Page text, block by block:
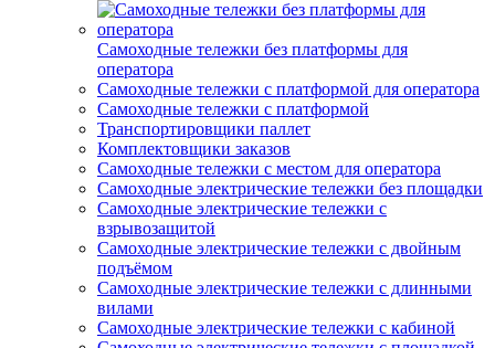
Самоходные тележки без платформы для
оператора
Самоходные тележки с платформой для оператора
Самоходные тележки с платформой
Транспортировщики паллет
Комплектовщики заказов
Самоходные тележки с местом для оператора
Самоходные электрические тележки без площадки
Самоходные электрические тележки с
взрывозащитой
Самоходные электрические тележки с двойным
подъёмом
Самоходные электрические тележки с длинными
вилами
Самоходные электрические тележки с кабиной